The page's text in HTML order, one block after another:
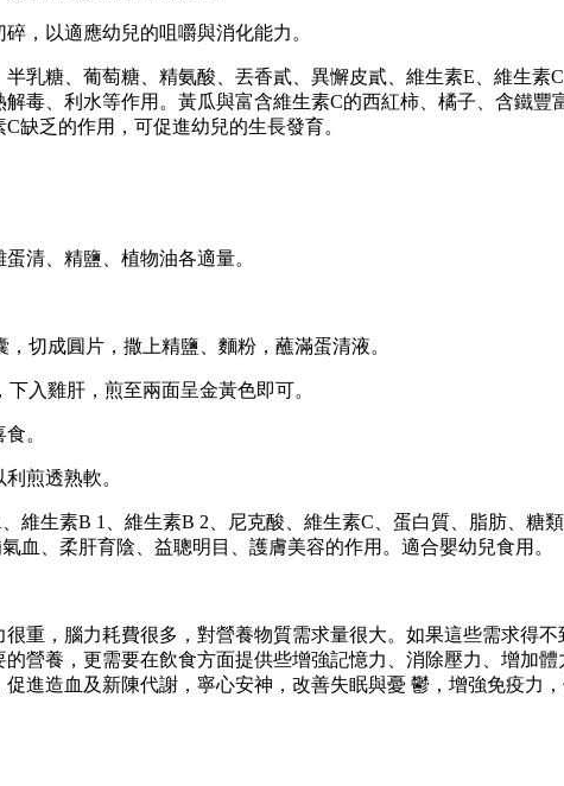
以適應幼兒的咀嚼與消化能力。
糖、葡萄糖、精氨酸、丟香貳、異懈皮貳、維生素E、維生素
毒、利水等作用。黃瓜與富含維生素C的西紅柿、橘子、含鐵
缺乏的作用，可促進幼兒的生長發育。
清、精鹽、植物油各適量。
成圓片，撒上精鹽、麵粉，蘸滿蛋清液。
入雞肝，煎至兩面呈金黃色即可。
。
煎透熟軟。
生素B 1、維生素B 2、尼克酸、維生素C、蛋白質、脂肪、糖
血、柔肝育陰、益聰明目、護膚美容的作用。適合嬰幼兒食用。
，腦力耗費很多，對營養物質需求量很大。如果這些需求得
營養，更需要在飲食方面提供些增強記憶力、消除壓力、增加
進造血及新陳代謝，寧心安神，改善失眠與憂 鬱，增強免疫力